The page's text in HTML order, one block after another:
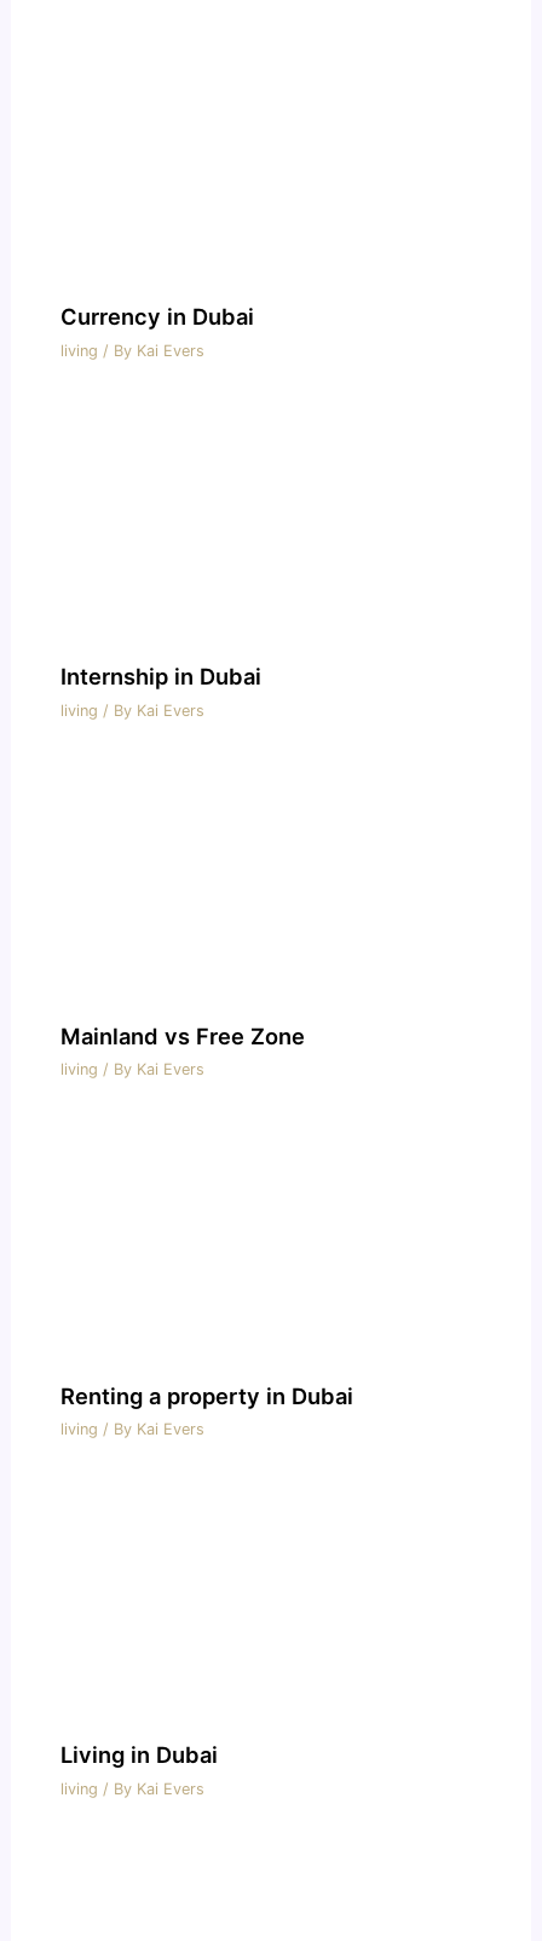
Currency in Dubai
living / By Kai Evers
Internship in Dubai
living / By Kai Evers
Mainland vs Free Zone
living / By Kai Evers
Renting a property in Dubai
living / By Kai Evers
Living in Dubai
living / By Kai Evers